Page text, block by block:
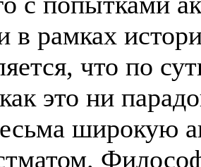
в рамках
что по
это ни
широкую